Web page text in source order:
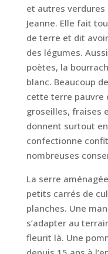
et autres verdures
Jeanne. Elle fait
de terre et dit
des légumes.
poètes, la
blanc. Beaucoup
cette terre pauvre
groseilles, fraises
donnent surtout
confectionne
nombreuses
La serre
petits carrés de
planches. Une
s’adapter au
fleurit là. Une